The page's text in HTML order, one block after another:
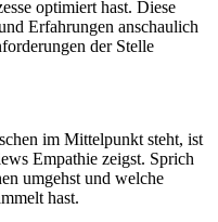
optimiert hast. Diese
Erfahrungen anschaulich
der Stelle
im Mittelpunkt steht, ist
Empathie zeigst. Sprich
umgehst und welche
hast.